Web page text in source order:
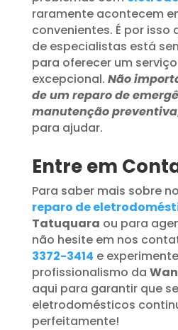
raramente acontecem
convenientes. É por isso
de especialistas está
para oferecer um
excepcional. Não
de um reparo de
manutenção preventiva
para ajudar.
Entre em
Para saber mais sobre
reparo de
Tatuquara ou para
não hesite em nos
3372-3414 e
profissionalismo da
aqui para garantir que
eletrodomésticos
perfeitamente!